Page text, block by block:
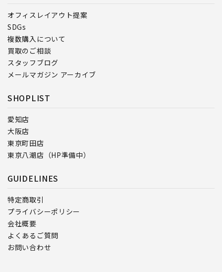
オフィスレイアウト提案
SDGs
複数購入について
買取のご相談
スタッフブログ
メールマガジン アーカイブ
SHOPLIST
愛知店
大阪店
東京町田店
東京八潮店（HP準備中）
GUIDELINES
特定商取引
プライバシーポリシー
会社概要
よくあるご質問
お問い合わせ